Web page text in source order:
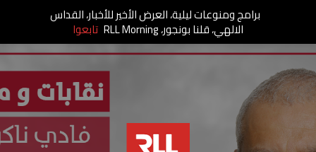
برامج ومنوعات ليلية، العرض الأخير للأخبار، القداس
الالهي، قلنا بونجور، RLL Morning تابعوا